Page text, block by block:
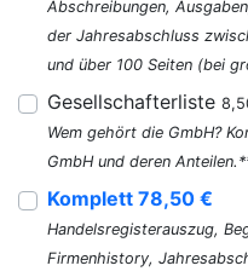
Abschreibungen,
der Jahresabschluss
und über 100 Seiten (bei
Gesellschafterliste
Wem gehört die GmbH?
GmbH und deren
Komplett 78,50 €
Handelsregisterauszug,
Firmenhistory,